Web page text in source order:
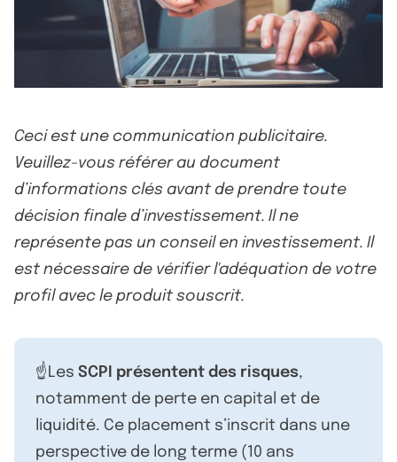
Ceci est une communication publicitaire.
Veuillez-vous référer au document
d’informations clés avant de prendre toute
décision finale d’investissement. Il ne
représente pas un conseil en investissement. Il
est nécessaire de vérifier l'adéquation de votre
profil avec le produit souscrit.
☝️Les SCPI présentent des risques,
notamment de perte en capital et de
liquidité. Ce placement s’inscrit dans une
perspective de long terme (10 ans